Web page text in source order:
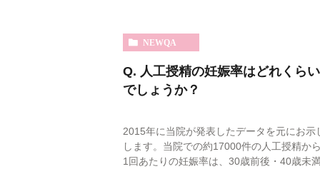
NEWQA
Q. 人工授精の妊娠率はどれくらい
でしょうか？
2015年に当院が発表したデータを元にお示
します。当院での約17000件の人工授精から
1回あたりの妊娠率は、30歳前後・40歳未満